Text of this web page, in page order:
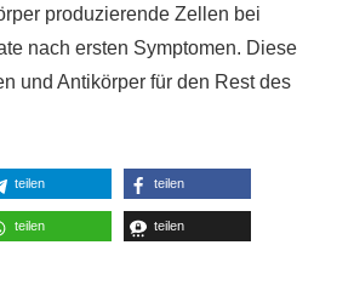
produzierende Zellen bei
nach ersten Symptomen. Diese
und Antikörper für den Rest des
teilen teilen
teilen teilen